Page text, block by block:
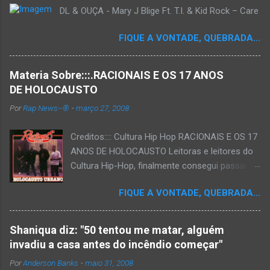
DL & OUÇA - Mary J Blige Ft. T.I. & Kid Rock – Care
FIQUE A VONTADE, QUEBRADA...
Materia Sobre:::.RACIONAIS E OS 17 ANOS
DE HOLOCAUSTO
PorRap News--® -março 27, 2008
Creditos:::: Cultura Hip Hop RACIONAIS E OS 17
ANOS DE HOLOCAUSTO Leitoras e leitores do
Cultura Hip-Hop, finalmente consegui passar
que há muito tempo vinha maturando: uma
espécie de "ensaio-tributo" ao disco mais
importante do rap brasileiro, que completará 17
anos agora em 2008. Falo de "Holocausto
Urbano", do grupo paulistano Racionais MC's.
Como de costume, uma pequena digressão. É
FIQUE A VONTADE, QUEBRADA...
Shaniqua diz: "50 tentou me matar, alguém
invadiu a casa antes do incêndio começar"
PorAnderson Banks -maio 31, 2008